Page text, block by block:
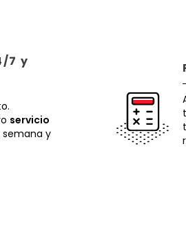
7 y
servicio
semana y